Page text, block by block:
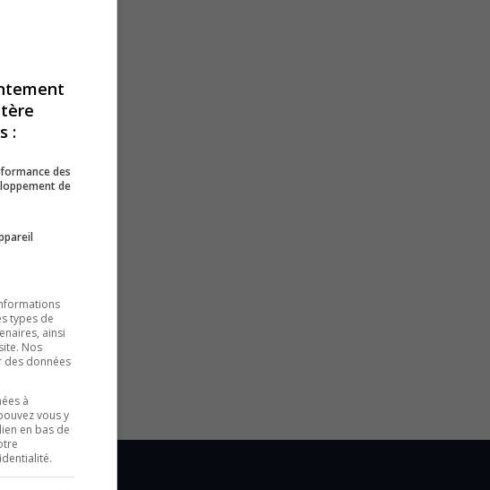
:
des
de
types de
ainsi
Nos
des données
à
vous y
en bas de